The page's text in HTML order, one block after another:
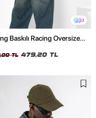
2
Baskılı Racing Oversize
TL 479,20 TL